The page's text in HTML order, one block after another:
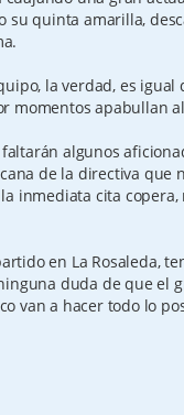
su quinta amarilla,
la verdad, es
momentos apabullan
algunos
de la directiva que
inmediata cita
en La Rosaleda,
duda de que el
van a hacer todo lo